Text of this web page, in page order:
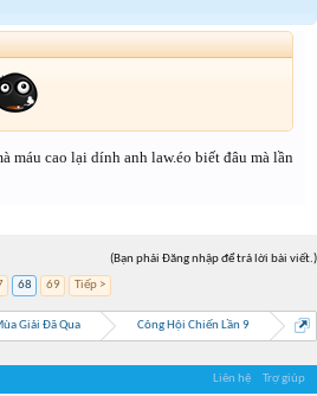
máu cao lại dính anh law.éo biết đâu mà lần
(Bạn phải Đăng nhập để trả lời bài viết.)
68 69 Tiếp >
Giải Đã Qua Công Hội Chiến Lần 9
Liên hệ Trợ giúp